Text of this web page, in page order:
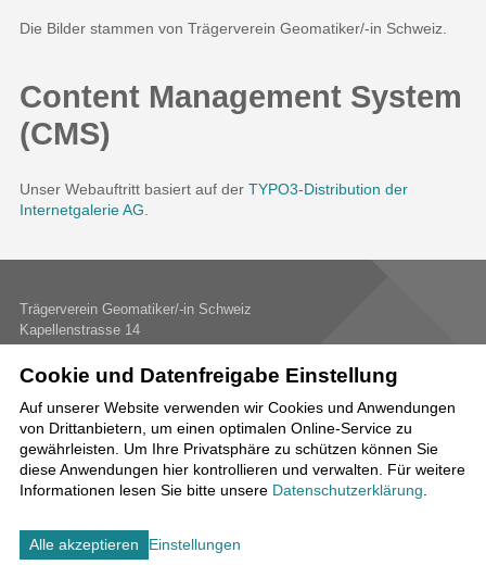
Die Bilder stammen von Trägerverein Geomatiker/-in Schweiz.
Content Management System
(CMS)
Unser Webauftritt basiert auf der TYPO3-Distribution der
Internetgalerie AG.
Trägerverein Geomatiker/-in Schweiz
Kapellenstrasse 14
+41 58 796 99 65
sekretariat
tvg-ch.ch
Impressum Disclaimer Datenschutz
Cookie-Einstellungen
created by Internetgalerie AG
«Geomatiker/-innen vermessen die Welt!»
Cookie und Datenfreigabe Einstellung
Auf unserer Website verwenden wir Cookies und Anwendungen
von Drittanbietern, um einen optimalen Online-Service zu
gewährleisten. Um Ihre Privatsphäre zu schützen können Sie
diese Anwendungen hier kontrollieren und verwalten. Für weitere
Informationen lesen Sie bitte unsere Datenschutzerklärung
Alle akzeptieren Einstellungen